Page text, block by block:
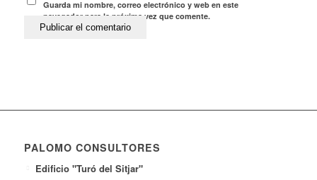
Guarda mi nombre, correo electrónico y web en este
navegador para la próxima vez que comente.
PALOMO CONSULTORES
Edificio "Turó del Sitjar"